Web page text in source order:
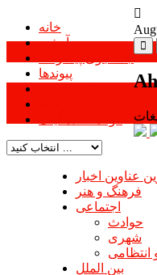
خانه
آرشیو
پیوندها
عناوین اخبار
فرهنگ و هنر
اجتماعی
حوادث
شهری
انتظامی
بین الملل